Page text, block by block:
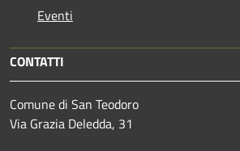
Eventi
CONTATTI
Comune di San Teodoro
Via Grazia Deledda, 31